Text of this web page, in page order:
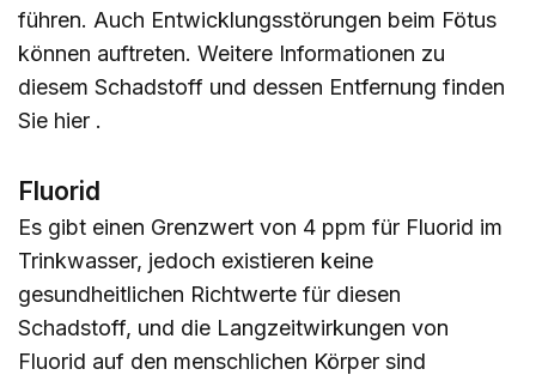
führen. Auch Entwicklungsstörungen beim Fötus
können auftreten. Weitere Informationen zu
diesem Schadstoff und dessen Entfernung finden
Sie hier .
Fluorid
Es gibt einen Grenzwert von 4 ppm für Fluorid im
Trinkwasser, jedoch existieren keine
gesundheitlichen Richtwerte für diesen
Schadstoff, und die Langzeitwirkungen von
Fluorid auf den menschlichen Körper sind